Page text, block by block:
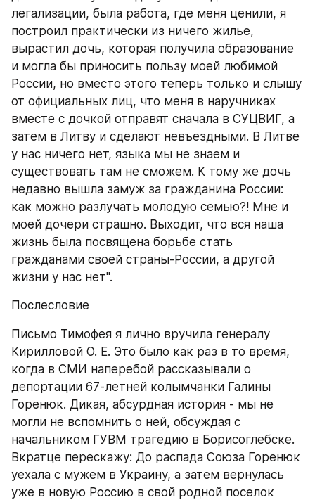
легализации, была работа, где меня ценили, я
построил практически из ничего жилье,
вырастил дочь, которая получила образование
и могла бы приносить пользу моей любимой
России, но вместо этого теперь только и слышу
от официальных лиц, что меня в наручниках
вместе с дочкой отправят сначала в СУЦВИГ, а
затем в Литву и сделают невъездными. В Литве
у нас ничего нет, языка мы не знаем и
существовать там не сможем. К тому же дочь
недавно вышла замуж за гражданина России:
как можно разлучать молодую семью?! Мне и
моей дочери страшно. Выходит, что вся наша
жизнь была посвящена борьбе стать
гражданами своей страны-России, а другой
жизни у нас нет".
Послесловие
Письмо Тимофея я лично вручила генералу
Кирилловой О. Е. Это было как раз в то время,
когда в СМИ наперебой рассказывали о
депортации 67-летней колымчанки Галины
Горенюк. Дикая, абсурдная история - мы не
могли не вспомнить о ней, обсуждая с
начальником ГУВМ трагедию в Борисоглебске.
Вкратце перескажу: До распада Союза Горенюк
уехала с мужем в Украину, а затем вернулась
уже в новую Россию в свой родной поселок